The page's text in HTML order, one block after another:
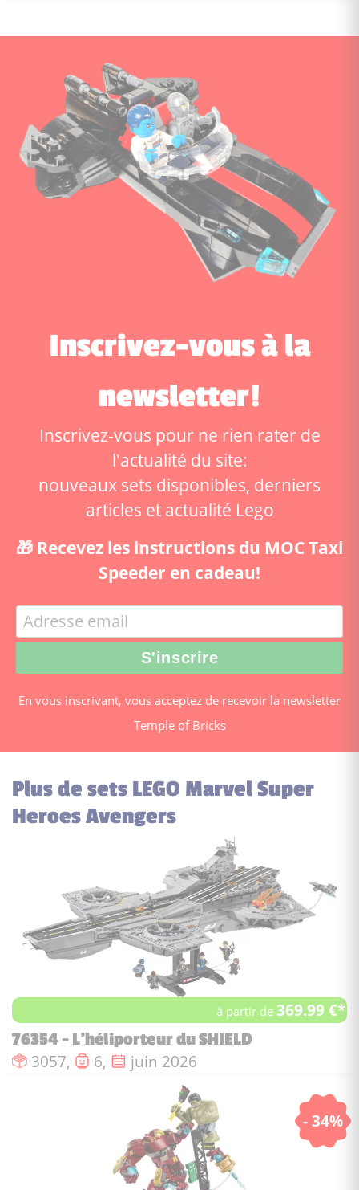
Inscrivez-vous à la
newsletter!
Inscrivez-vous pour ne rien rater de
l'actualité du site:
nouveaux sets disponibles, derniers
articles et actualité Lego
🎁 Recevez les instructions du MOC Taxi
Speeder en cadeau!
En vous inscrivant, vous acceptez de recevoir la newsletter
Temple of Bricks
Plus de sets LEGO Marvel Super
Heroes Avengers
à partir de369.99 €*
76354 - L'héliporteur du SHIELD
Nombre de pièces :
3057, Nombre de figurines :
6, Date de sortie :
juin 2026
- 34%